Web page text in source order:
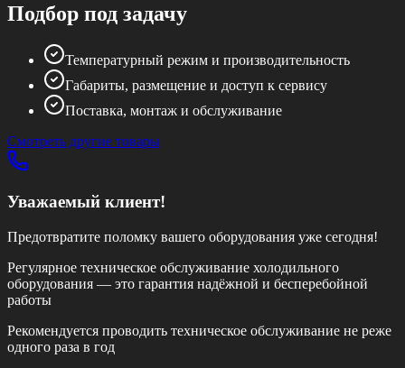
Подбор под задачу
Температурный режим и производительность
Габариты, размещение и доступ к сервису
Поставка, монтаж и обслуживание
Смотреть другие товары
Уважаемый клиент!
Предотвратите поломку вашего оборудования уже сегодня!
Регулярное техническое обслуживание холодильного
оборудования — это гарантия надёжной и бесперебойной
работы
Рекомендуется проводить техническое обслуживание не реже
одного раза в год